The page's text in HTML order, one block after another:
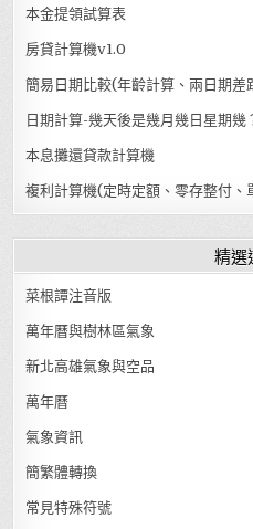
本金提領試算表
房貸計算機v1.0
簡易日期比較(年齡計算、兩日期差
日期計算-幾天後是幾月幾日星期幾
本息攤還貸款計算機
複利計算機(定時定額、零存整付、
精選
菜根譚注音版
萬年曆與樹林區氣象
新北高雄氣象與空品
萬年曆
氣象資訊
簡繁體轉換
常見特殊符號